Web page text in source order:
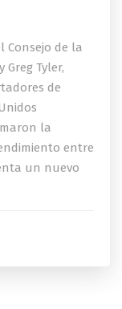
Consejo de la
Tyler,
de
la
entre
un nuevo